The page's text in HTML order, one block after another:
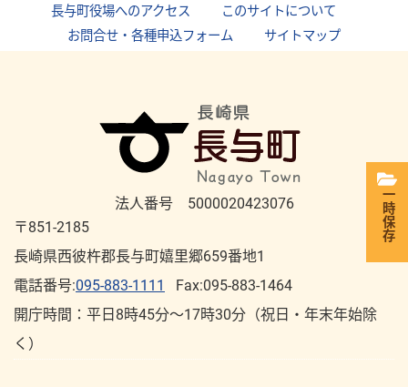
長与町役場へのアクセス このサイトについて
お問合せ・各種申込フォーム
サイトマップ
法人番号 5000020423076
〒851-2185
長崎県西彼杵郡長与町嬉里郷659番地1
電話番号:095-883-1111
Fax:095-883-1464
開庁時間：平⽇8時45分～17時30分（祝⽇・年末年始除
く）
一時保存